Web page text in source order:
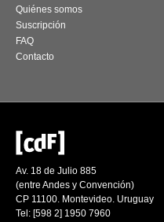
Quiénes somos
Suscripción
FAQ
Contacto
Av. 18 de Julio 885
(entre Andes y Convención)
CP 11100. Montevideo. Uruguay
Tel: [598 2] 1950 7960